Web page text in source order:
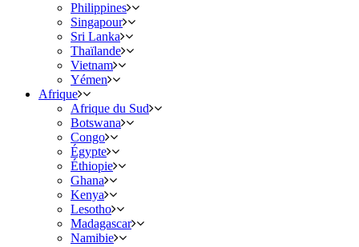
Philippines
Singapour
Sri Lanka
Thaïlande
Vietnam
Yémen
Afrique
Afrique du Sud
Botswana
Congo
Égypte
Éthiopie
Ghana
Kenya
Lesotho
Madagascar
Namibie